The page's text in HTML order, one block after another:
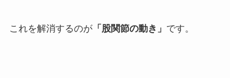
これを解消するのが「股関節の動き」 です。